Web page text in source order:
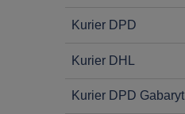
Kurier DPD
Kurier DHL
Kurier DPD Gabaryt